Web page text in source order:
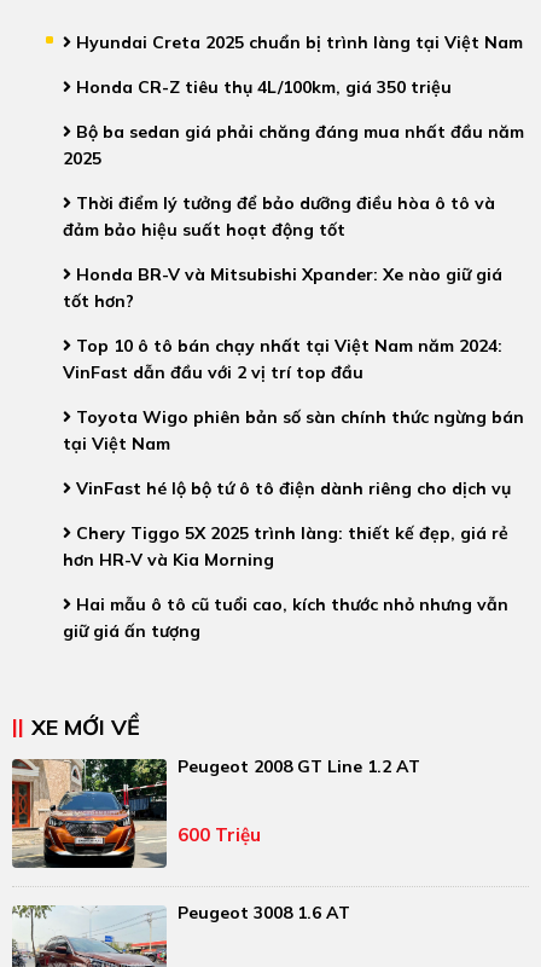
Hyundai Creta 2025 chuẩn bị trình làng tại Việt Nam
Honda CR-Z tiêu thụ 4L/100km, giá 350 triệu
Bộ ba sedan giá phải chăng đáng mua nhất đầu năm
2025
Thời điểm lý tưởng để bảo dưỡng điều hòa ô tô và
đảm bảo hiệu suất hoạt động tốt
Honda BR-V và Mitsubishi Xpander: Xe nào giữ giá
tốt hơn?
Top 10 ô tô bán chạy nhất tại Việt Nam năm 2024:
VinFast dẫn đầu với 2 vị trí top đầu
Toyota Wigo phiên bản số sàn chính thức ngừng bán
tại Việt Nam
VinFast hé lộ bộ tứ ô tô điện dành riêng cho dịch vụ
Chery Tiggo 5X 2025 trình làng: thiết kế đẹp, giá rẻ
hơn HR-V và Kia Morning
Hai mẫu ô tô cũ tuổi cao, kích thước nhỏ nhưng vẫn
giữ giá ấn tượng
XE MỚI VỀ
Peugeot 2008 GT Line 1.2 AT
600 Triệu
Peugeot 3008 1.6 AT